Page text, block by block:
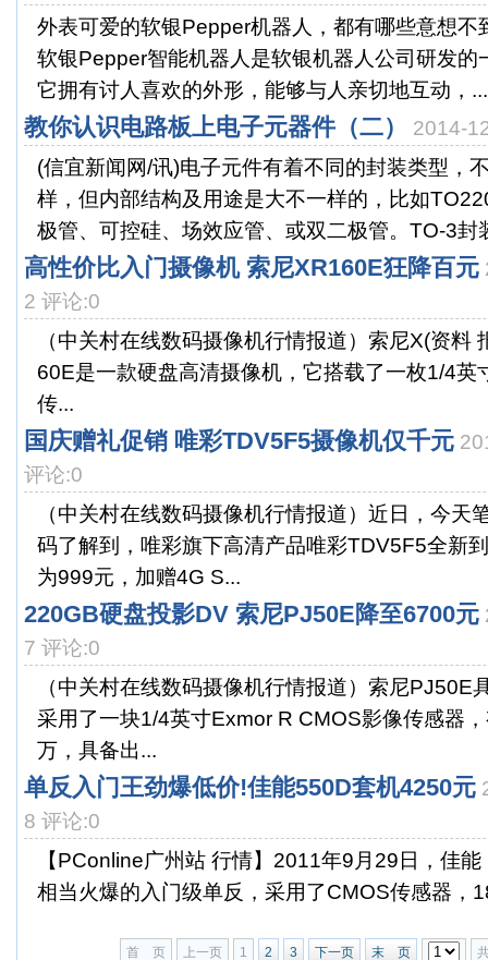
外表可爱的软银Pepper机器人，都有哪些意想不
软银Pepper智能机器人是软银机器人公司研发的
它拥有讨人喜欢的外形，能够与人亲切地互动，...
教你认识电路板上电子元器件（二）
2014-
(信宜新闻网/讯)电子元件有着不同的封装类型，
样，但内部结构及用途是大不一样的，比如
极管、可控硅、场效应管、或双二极管。TO-3封
高性价比入门摄像机 索尼XR160E狂降百元
2 评论:0
（中关村在线数码摄像机行情报道）索尼X(资料
60E是一款硬盘高清摄像机，它搭载了一枚1/4英
传...
国庆赠礼促销 唯彩TDV5F5摄像机仅千元
评论:0
（中关村在线数码摄像机行情报道）近日，今天
码了解到，唯彩旗下高清产品唯彩TDV5F5全新
为999元，加赠4G S...
220GB硬盘投影DV 索尼PJ50E降至6700元
7 评论:0
（中关村在线数码摄像机行情报道）索尼PJ50E
采用了一块1/4英寸Exmor R CMOS影像传感器
万，具备出...
单反入门王劲爆低价!佳能550D套机4250元
8 评论:0
【PConline广州站 行情】2011年9月29日，佳
相当火爆的入门级单反，采用了CMOS传感器，
首 页 上一页 1 2 3 下一页 末 页